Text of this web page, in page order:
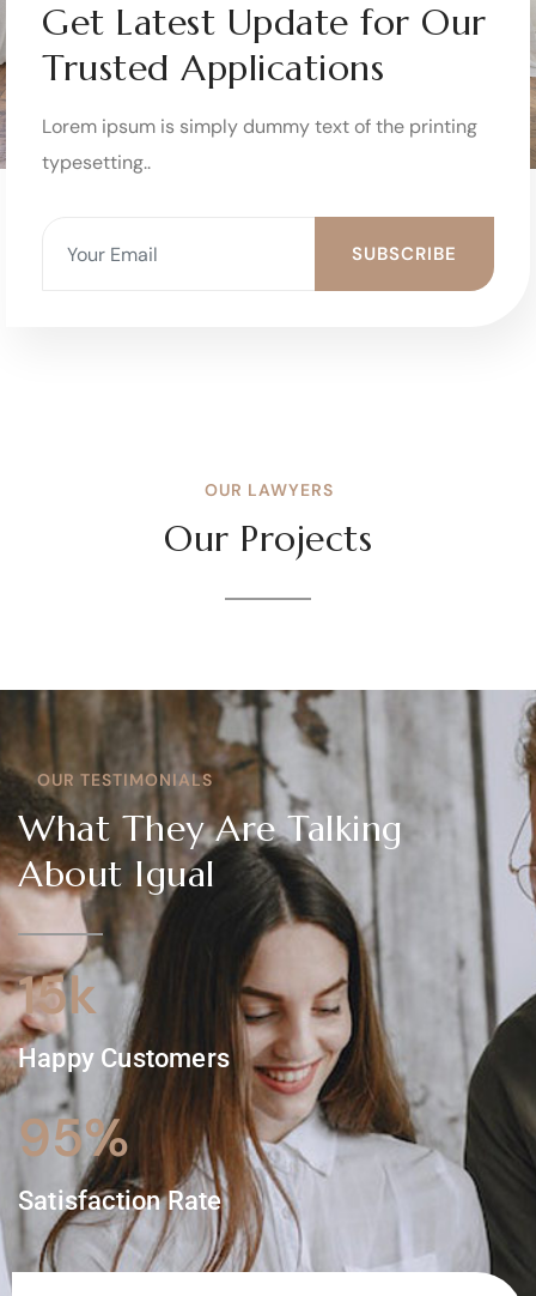
Get Latest Update for Our
Trusted Applications
OUR LAWYERS
Our Projects
OUR TESTIMONIALS
What They Are Talking
About Igual
15k
Happy Customers
95%
Satisfaction Rate